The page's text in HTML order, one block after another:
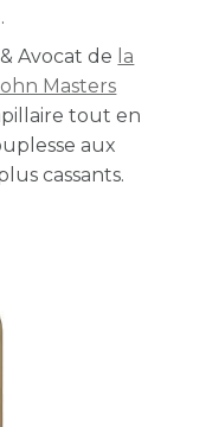
Avocat de la
Masters
tout en
aux
cassants.